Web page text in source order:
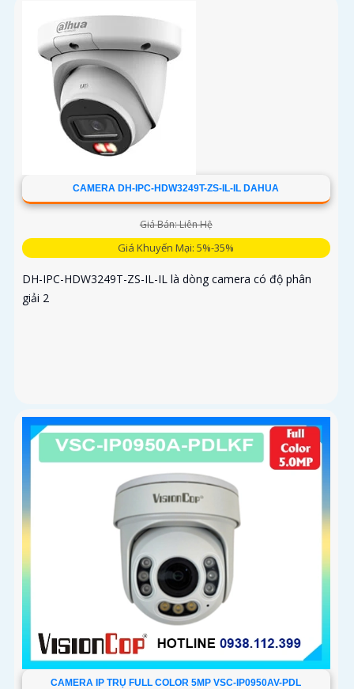
CAMERA DH-IPC-HDW3249T-ZS-IL-IL DAHUA
Giá Bán: Liên Hệ
Giá Khuyến Mại: 5%-35%
DH-IPC-HDW3249T-ZS-IL-IL là dòng camera có độ phân
giải 2
CAMERA IP TRỤ FULL COLOR 5MP VSC-IP0950AV-PDL